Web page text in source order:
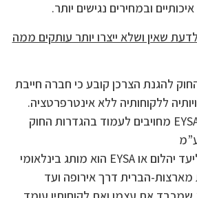
ובמחירים נגישים יותר.
שאין ושלא ייצרו יותר עותקים ממה
להגנת הצרכן קובע כי חברה חייבת
ללקוחותיה ללא אינטרפרטציה.
אליעד יהלום או EYSA מחויבים לעמוד בהגדרות החוק
בפן המותגי – אליעד יהלום או EYSA הוא מותג בינלאומי
מארצות-הברית דרך אירופה ועד